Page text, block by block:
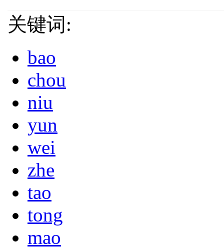
关键词:
bao
chou
niu
yun
wei
zhe
tao
tong
mao